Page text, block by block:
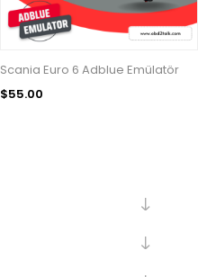
Scania Euro 6 Adblue Emülatör
$55.00